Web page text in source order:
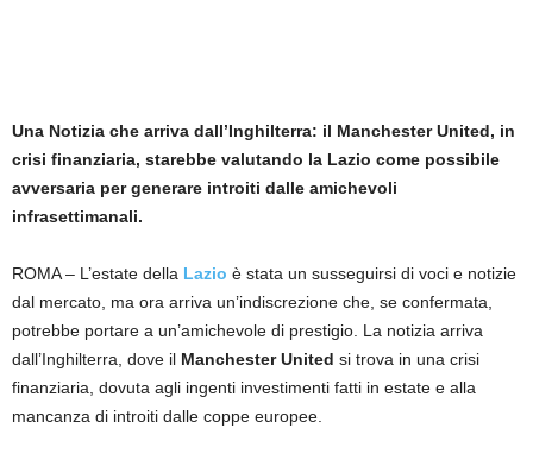
Una Notizia che arriva dall’Inghilterra: il Manchester United, in
crisi finanziaria, starebbe valutando la Lazio come possibile
avversaria per generare introiti dalle amichevoli
infrasettimanali.
ROMA – L’estate della Lazio è stata un susseguirsi di voci e notizie
dal mercato, ma ora arriva un’indiscrezione che, se confermata,
potrebbe portare a un’amichevole di prestigio. La notizia arriva
dall’Inghilterra, dove il Manchester United si trova in una crisi
finanziaria, dovuta agli ingenti investimenti fatti in estate e alla
mancanza di introiti dalle coppe europee.